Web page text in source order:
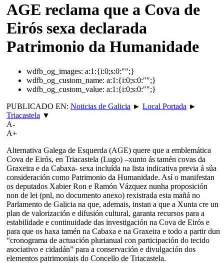
AGE reclama que a Cova de
Eirós sexa declarada
Patrimonio da Humanidade
wdfb_og_images: a:1:{i:0;s:0:"";}
wdfb_og_custom_name: a:1:{i:0;s:0:"";}
wdfb_og_custom_value: a:1:{i:0;s:0:"";}
PUBLICADO EN: Noticias de Galicia ► Local Portada ►
Triacastela ▼
A-
A+
Alternativa Galega de Esquerda (AGE) quere que a emblemática
Cova de Eirós, en Triacastela (Lugo) –xunto ás tamén covas da
Graxeira e da Cabaxa- sexa incluída na lista indicativa previa á súa
consideración como Patrimonio da Humanidade. Así o manifestan
os deputados Xabier Ron e Ramón Vázquez nunha proposición
non de lei (pnl, no documento anexo) rexistrada esta mañá no
Parlamento de Galicia na que, ademais, instan a que a Xunta cre un
plan de valorización e difusión cultural, garanta recursos para a
estabilidade e continuidade das investigación na Cova de Eirós e
para que os haxa tamén na Cabaxa e na Graxeira e todo a partir dun
“cronograma de actuación plurianual con participación do tecido
asociativo e cidadán” para a conservación e divulgación dos
elementos patrimoniais do Concello de Triacastela.